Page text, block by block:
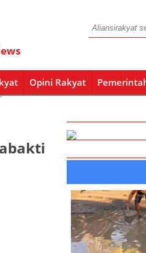
Opini Rakyat
Pemerintahan Pendidikan